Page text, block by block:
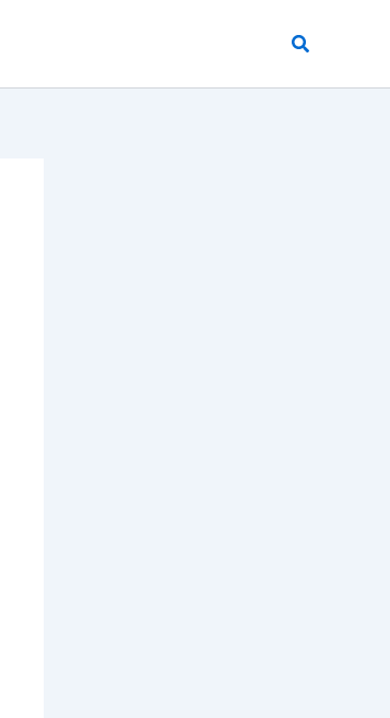
Buscar